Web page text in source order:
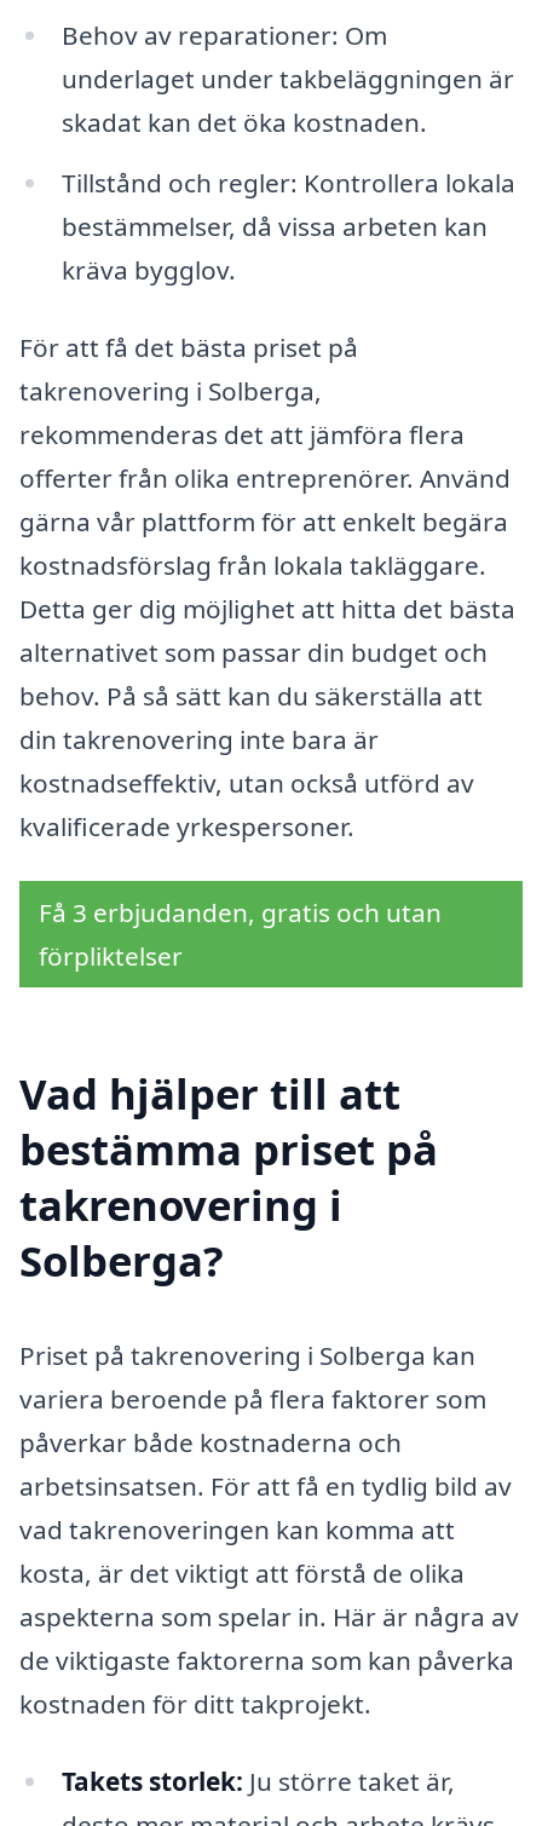
Behov av reparationer: Om
underlaget under takbeläggningen är
skadat kan det öka kostnaden.
Tillstånd och regler: Kontrollera lokala
bestämmelser, då vissa arbeten kan
kräva bygglov.
För att få det bästa priset på
takrenovering i Solberga,
rekommenderas det att jämföra flera
offerter från olika entreprenörer. Använd
gärna vår plattform för att enkelt begära
kostnadsförslag från lokala takläggare.
Detta ger dig möjlighet att hitta det bästa
alternativet som passar din budget och
behov. På så sätt kan du säkerställa att
din takrenovering inte bara är
kostnadseffektiv, utan också utförd av
kvalificerade yrkespersoner.
Få 3 erbjudanden, gratis och utan
förpliktelser
Vad hjälper till att
bestämma priset på
takrenovering i
Solberga?
Priset på takrenovering i Solberga kan
variera beroende på flera faktorer som
påverkar både kostnaderna och
arbetsinsatsen. För att få en tydlig bild av
vad takrenoveringen kan komma att
kosta, är det viktigt att förstå de olika
aspekterna som spelar in. Här är några av
de viktigaste faktorerna som kan påverka
kostnaden för ditt takprojekt.
Takets storlek: Ju större taket är,